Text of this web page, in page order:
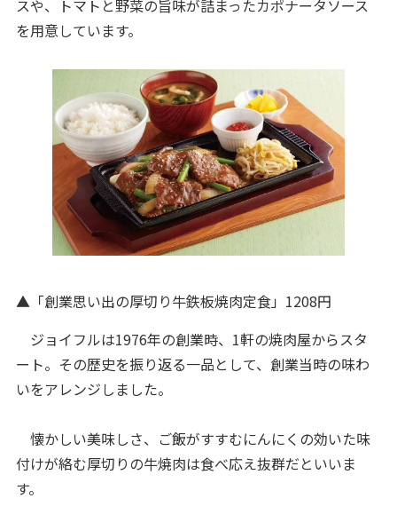
スや、トマトと野菜の旨味が詰まったカポナータソース
を用意しています。
▲「創業思い出の厚切り⽜鉄板焼⾁定⾷」1208円
ジョイフルは1976年の創業時、1軒の焼肉屋からスタ
ート。その歴史を振り返る⼀品として、創業当時の味わ
いをアレンジしました。
懐かしい美味しさ、ご飯がすすむにんにくの効いた味
付けが絡む厚切りの⽜焼肉は⾷べ応え抜群だといいま
す。